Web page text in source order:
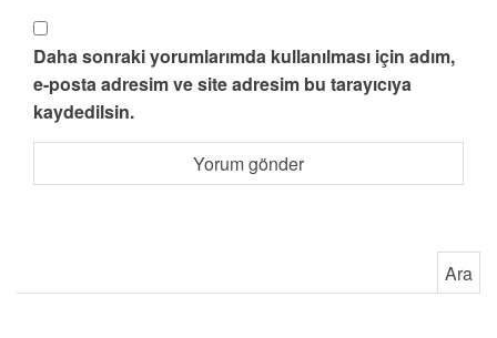
Daha sonraki yorumlarımda kullanılması için adım,
e-posta adresim ve site adresim bu tarayıcıya
kaydedilsin.